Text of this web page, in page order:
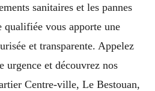
sanitaires et les pannes
qualifiée vous apporte une
et transparente. Appelez
urgence et découvrez nos
Centre-ville, Le Bestouan,